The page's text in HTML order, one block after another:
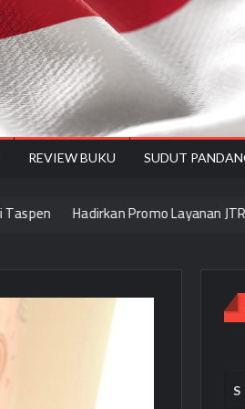
REVIEW BUKU SUDUT
Hadirkan Promo Layanan JTR, JNE
S